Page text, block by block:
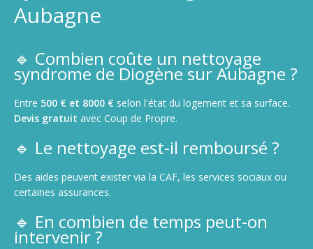
Aubagne
🔹 Combien coûte un nettoyage
syndrome de Diogène sur Aubagne ?
Entre 500 € et 8000 € selon l'état du logement et sa surface.
Devis gratuit avec Coup de Propre.
🔹 Le nettoyage est-il remboursé ?
Des aides peuvent exister via la CAF, les services sociaux ou
certaines assurances.
🔹 En combien de temps peut-on
intervenir ?